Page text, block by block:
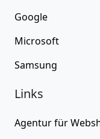
Google
Microsoft
Samsung
Links
Agentur für